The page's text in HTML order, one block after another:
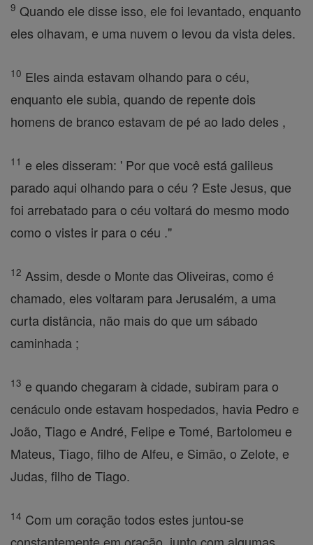
9 Quando ele disse isso, ele foi levantado, enquanto
eles olhavam, e uma nuvem o levou da vista deles.
10 Eles ainda estavam olhando para o céu,
enquanto ele subia, quando de repente dois
homens de branco estavam de pé ao lado deles ,
11 e eles disseram: ' Por que você está galileus
parado aqui olhando para o céu ? Este Jesus, que
foi arrebatado para o céu voltará do mesmo modo
como o vistes ir para o céu ."
12 Assim, desde o Monte das Oliveiras, como é
chamado, eles voltaram para Jerusalém, a uma
curta distância, não mais do que um sábado
caminhada ;
13 e quando chegaram à cidade, subiram para o
cenáculo onde estavam hospedados, havia Pedro e
João, Tiago e André, Felipe e Tomé, Bartolomeu e
Mateus, Tiago, filho de Alfeu, e Simão, o Zelote, e
Judas, filho de Tiago.
14 Com um coração todos estes juntou-se